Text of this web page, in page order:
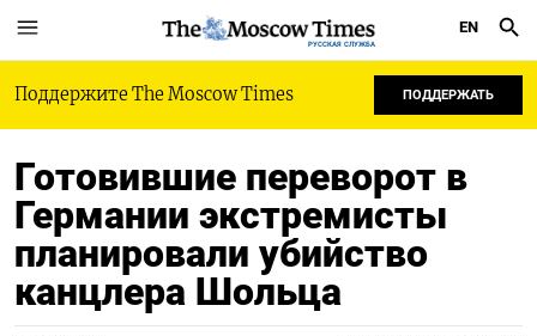
РУССКАЯ СЛУЖБА
EN
Поддержите The Moscow Times ПОДДЕРЖАТЬ
Готовившие переворот в
Германии экстремисты
планировали убийство
канцлера Шольца